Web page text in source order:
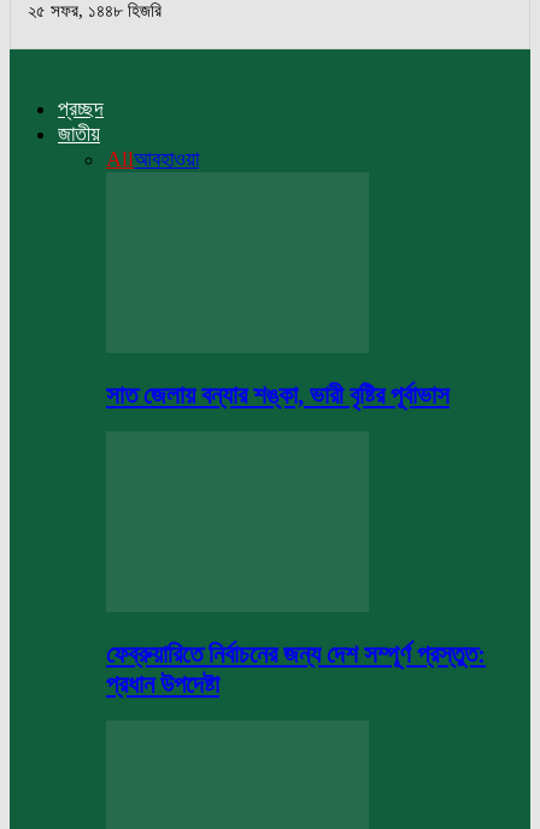
২৫ সফর, ১৪৪৮ হিজরি
প্রচ্ছদ
জাতীয়
Allআবহাওয়া
সাত জেলায় বন্যার শঙ্কা, ভারী বৃষ্টির পূর্বাভাস
ফেব্রুয়ারিতে নির্বাচনের জন্য দেশ সম্পূর্ণ প্রস্তুত:
প্রধান উপদেষ্টা